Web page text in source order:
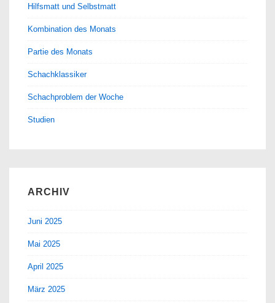
Hilfsmatt und Selbstmatt
Kombination des Monats
Partie des Monats
Schachklassiker
Schachproblem der Woche
Studien
ARCHIV
Juni 2025
Mai 2025
April 2025
März 2025